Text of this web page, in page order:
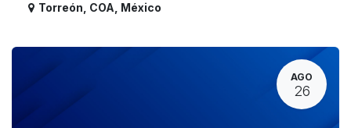
Torreón COA México
AGO
26